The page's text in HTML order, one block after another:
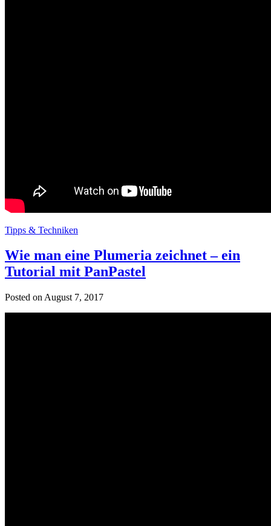
Tipps & Techniken
Wie man eine Plumeria zeichnet – ein
Tutorial mit PanPastel
Posted on August 7, 2017